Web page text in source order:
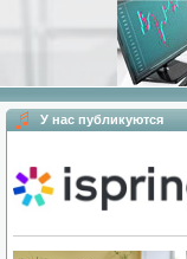
У нас публикуются